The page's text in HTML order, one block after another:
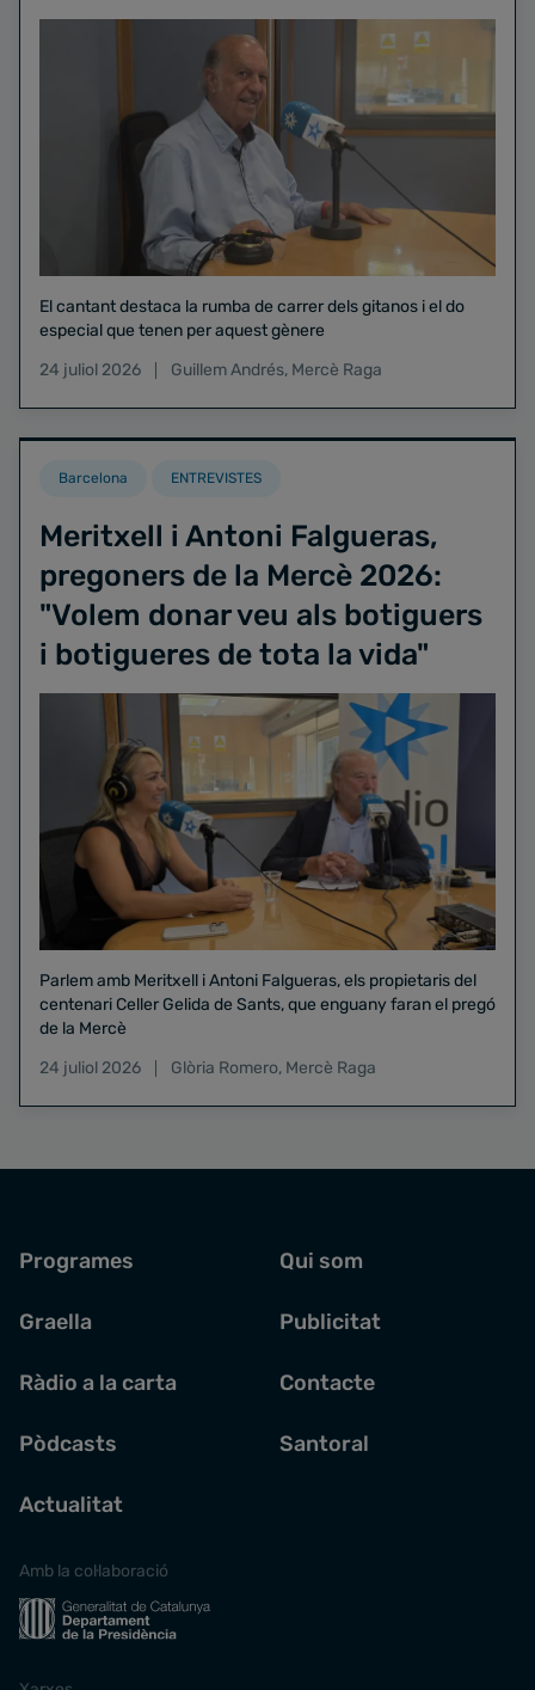
El cantant destaca la rumba de carrer dels gitanos i el do
especial que tenen per aquest gènere
24 juliol 2026
Guillem Andrés, Mercè Raga
Barcelona ENTREVISTES
Meritxell i Antoni Falgueras,
pregoners de la Mercè 2026:
"Volem donar veu als botiguers
i botigueres de tota la vida"
Parlem amb Meritxell i Antoni Falgueras, els propietaris del
centenari Celler Gelida de Sants, que enguany faran el pregó
de la Mercè
24 juliol 2026
Glòria Romero, Mercè Raga
Programes
Graella
Ràdio a la carta
Pòdcasts
Actualitat
Qui som
Publicitat
Contacte
Santoral
Amb la col·laboració